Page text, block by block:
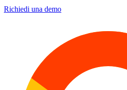
Richiedi una demo